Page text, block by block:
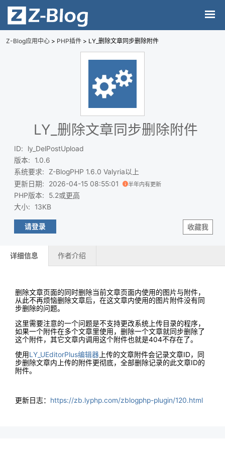
Z-Blog应用中心 > PHP插件 > LY_删除文章同步删除附件
LY_删除文章同步删除附件
ID:
ly_DelPostUpload
版本:
1.0.6
系统要求:
Z-BlogPHP 1.6.0 Valyria以上
更新日期: 2026-04-15 08:55:01 半年内有更新
PHP版本: 5.2或更高
大小: 13KB
收藏我
请登录
详细信息 作者介绍
删除文章页面的同时删除当前文章页面内使用的图片与附件，
从此不再烦恼删除文章后，在这文章内使用的图片附件没有同
步删除的问题。
这里需要注意的一个问题是不支持更改系统上传目录的程序，
如果一个附件在多个文章里使用，删除一个文章就同步删除了
这个附件，其它文章内调用这个附件也就是404不存在了。
使用LY_UEditorPlus编辑器 上传的文章附件会记录文章ID，同
步删除文章内上传的附件更彻底，全部删除记录的此文章ID的
附件。
更新日志： https://zb.lyphp.com/zblogphp-plugin/120.html